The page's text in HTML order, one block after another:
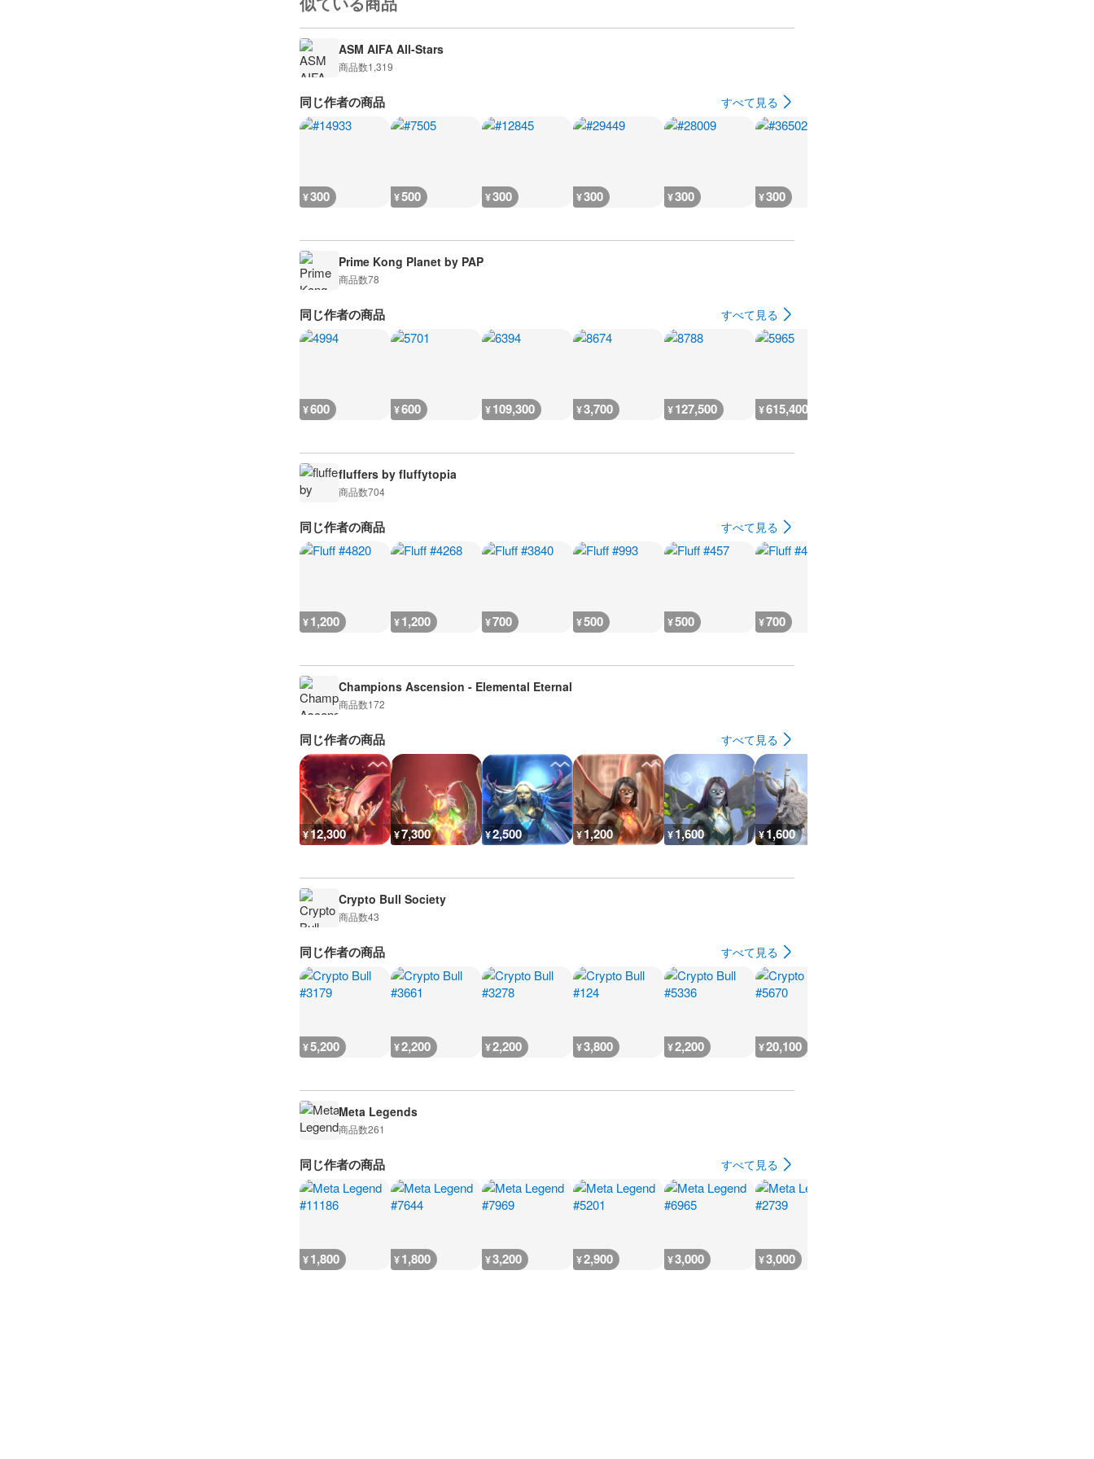
ASM AIFA All-Stars
商品数1,319
同じ作者の商品 すべて見る
¥300 ¥500 ¥300 ¥300 ¥300 ¥300
Prime Kong Planet by PAP
商品数78
同じ作者の商品 すべて見る
¥600 ¥600 ¥109,300 ¥3,700 ¥127,500 ¥615,400
fluffers by fluffytopia
商品数704
同じ作者の商品 すべて見る
¥1,200 ¥1,200 ¥700 ¥500 ¥500 ¥700
Champions Ascension - Elemental Eternal
商品数172
同じ作者の商品 すべて見る
¥12,300 ¥7,300 ¥2,500 ¥1,200 ¥1,600 ¥1,600
Crypto Bull Society
商品数43
同じ作者の商品 すべて見る
¥5,200 ¥2,200 ¥2,200 ¥3,800 ¥2,200 ¥20,100
Meta Legends
商品数261
同じ作者の商品 すべて見る
¥1,800 ¥1,800 ¥3,200 ¥2,900 ¥3,000 ¥3,000